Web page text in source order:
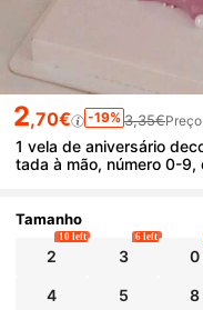
2,70€ -19% 3,35€
1 vela de aniversário
tada à mão, número 0-
samento, festa de
de solteira e cerimónia
Tamanho
2
10 left
3
6 left
0
4 5 8